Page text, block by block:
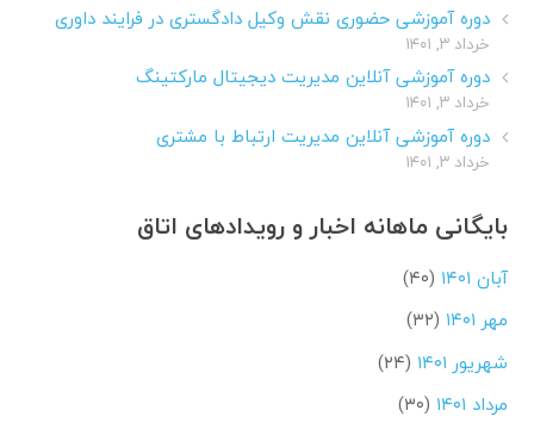
دوره آموزشی حضوری نقش وکیل دادگستری در فرایند داوری
خرداد ۳, ۱۴۰۱
دوره آموزشی آنلاین مدیریت دیجیتال مارکتینگ
خرداد ۳, ۱۴۰۱
دوره آموزشی آنلاین مدیریت ارتباط با مشتری
خرداد ۳, ۱۴۰۱
بایگانی ماهانه اخبار و رویدادهای اتاق
آبان ۱۴۰۱
(۴۰)
مهر ۱۴۰۱
(۳۲)
شهریور ۱۴۰۱
(۲۴)
مرداد ۱۴۰۱
(۳۰)